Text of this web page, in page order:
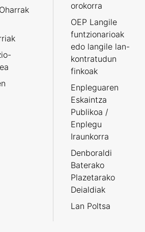
orokorra
OEP Langile
funtzionarioak
edo langile lan-
kontratudun
finkoak
Enpleguaren
Eskaintza
Publikoa /
Enplegu
Iraunkorra
Denboraldi
Baterako
Plazetarako
Deialdiak
Lan Poltsa